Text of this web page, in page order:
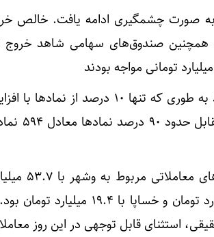
به صورت چشمگیری ادامه یافت. خالص
نقشه بازار امروز کاملاً قرمزپوش بود به طوری
که شامل
میلیارد تومان، حفارس با ۲۹.۸ میلیارد